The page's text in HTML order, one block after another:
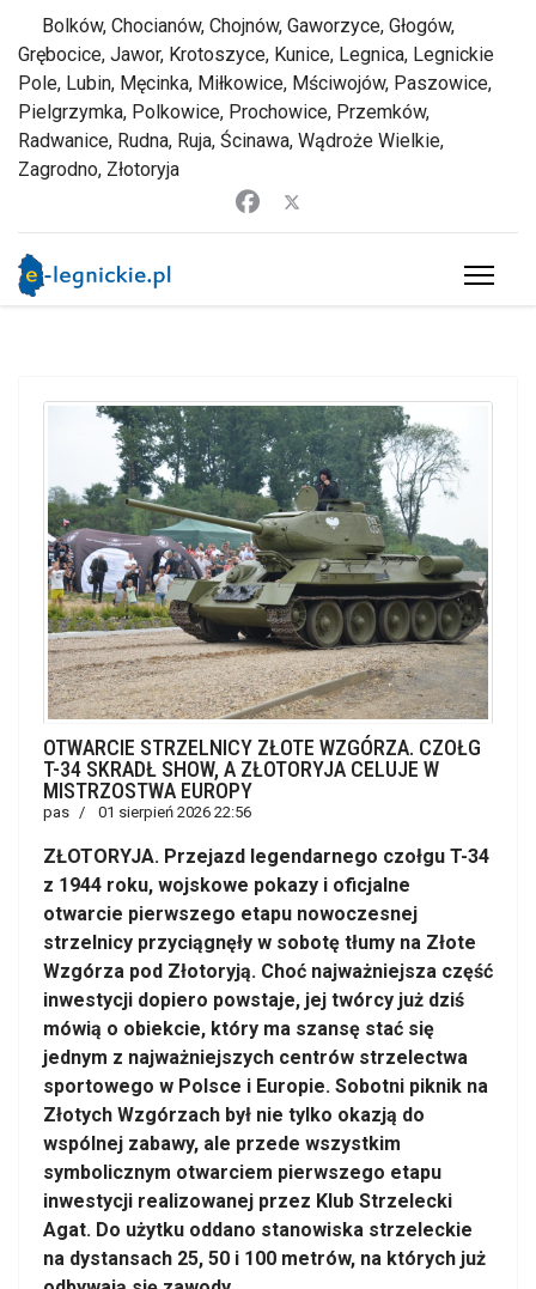
Bolków, Chocianów, Chojnów, Gaworzyce, Głogów,
Grębocice, Jawor, Krotoszyce, Kunice, Legnica, Legnickie
Pole, Lubin, Męcinka, Miłkowice, Mściwojów, Paszowice,
Pielgrzymka, Polkowice, Prochowice, Przemków,
Radwanice, Rudna, Ruja, Ścinawa, Wądroże Wielkie,
Zagrodno, Złotoryja
OTWARCIE STRZELNICY ZŁOTE WZGÓRZA. CZOŁG
T-34 SKRADŁ SHOW, A ZŁOTORYJA CELUJE W
MISTRZOSTWA EUROPY
pas 01 sierpień 2026 22:56
ZŁOTORYJA. Przejazd legendarnego czołgu T-34
z 1944 roku, wojskowe pokazy i oficjalne
otwarcie pierwszego etapu nowoczesnej
strzelnicy przyciągnęły w sobotę tłumy na Złote
Wzgórza pod Złotoryją. Choć najważniejsza część
inwestycji dopiero powstaje, jej twórcy już dziś
mówią o obiekcie, który ma szansę stać się
jednym z najważniejszych centrów strzelectwa
sportowego w Polsce i Europie. Sobotni piknik na
Złotych Wzgórzach był nie tylko okazją do
wspólnej zabawy, ale przede wszystkim
symbolicznym otwarciem pierwszego etapu
inwestycji realizowanej przez Klub Strzelecki
Agat. Do użytku oddano stanowiska strzeleckie
na dystansach 25, 50 i 100 metrów, na których już